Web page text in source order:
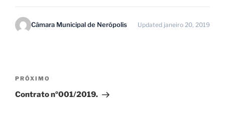
Câmara Municipal de Nerópolis Updated janeiro 20, 2019
PRÓXIMO
Contrato nº001/2019.